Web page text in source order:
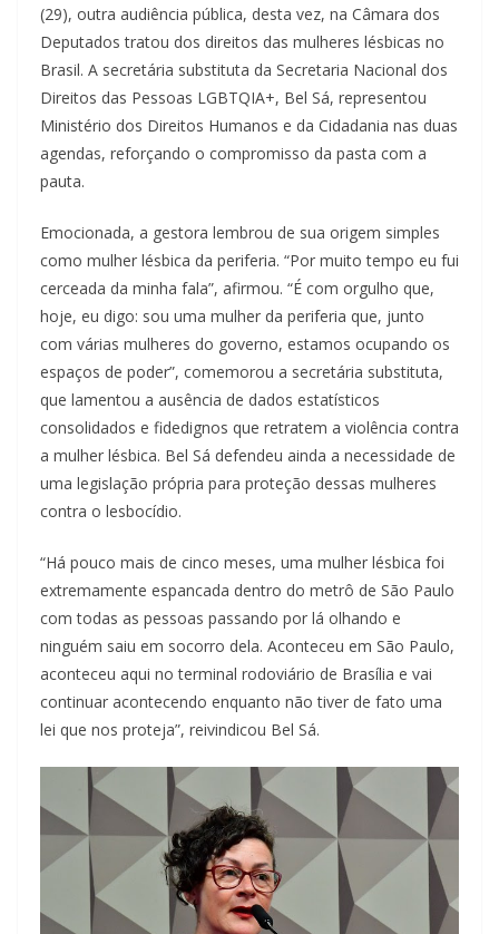
(29), outra audiência pública, desta vez, na Câmara dos
Deputados tratou dos direitos das mulheres lésbicas no
Brasil. A secretária substituta da Secretaria Nacional dos
Direitos das Pessoas LGBTQIA+, Bel Sá, representou
Ministério dos Direitos Humanos e da Cidadania nas duas
agendas, reforçando o compromisso da pasta com a
pauta.
Emocionada, a gestora lembrou de sua origem simples
como mulher lésbica da periferia. “Por muito tempo eu fui
cerceada da minha fala”, afirmou. “É com orgulho que,
hoje, eu digo: sou uma mulher da periferia que, junto
com várias mulheres do governo, estamos ocupando os
espaços de poder”, comemorou a secretária substituta,
que lamentou a ausência de dados estatísticos
consolidados e fidedignos que retratem a violência contra
a mulher lésbica. Bel Sá defendeu ainda a necessidade de
uma legislação própria para proteção dessas mulheres
contra o lesbocídio.
“Há pouco mais de cinco meses, uma mulher lésbica foi
extremamente espancada dentro do metrô de São Paulo
com todas as pessoas passando por lá olhando e
ninguém saiu em socorro dela. Aconteceu em São Paulo,
aconteceu aqui no terminal rodoviário de Brasília e vai
continuar acontecendo enquanto não tiver de fato uma
lei que nos proteja”, reivindicou Bel Sá.